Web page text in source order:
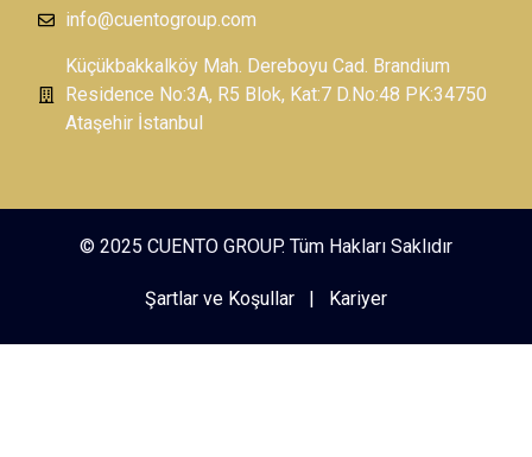
info@cuentogroup.com
Küçükbakkalköy Mah. Dereboyu Cad. Brandium
Residence No:3A, R5 Blok, Kat:7 D.No:48 PK:34750
Ataşehir İstanbul
© 2025 CUENTO GROUP. Tüm Hakları Saklıdır
Şartlar ve Koşullar | Kariyer